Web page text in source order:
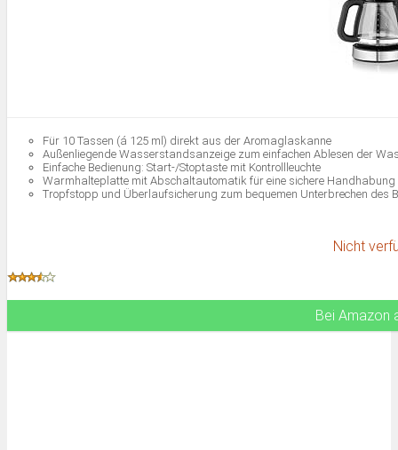
Für 10 Tassen (á 125 ml) direkt aus der Aromaglaskanne
Außenliegende Wasserstandsanzeige zum einfachen Ablesen der
Einfache Bedienung: Start-/Stoptaste mit Kontrollleuchte
Warmhalteplatte mit Abschaltautomatik für eine sichere Handhabung
Tropfstopp und Überlaufsicherung zum bequemen Unterbrechen des
Nicht
Bei Amazon